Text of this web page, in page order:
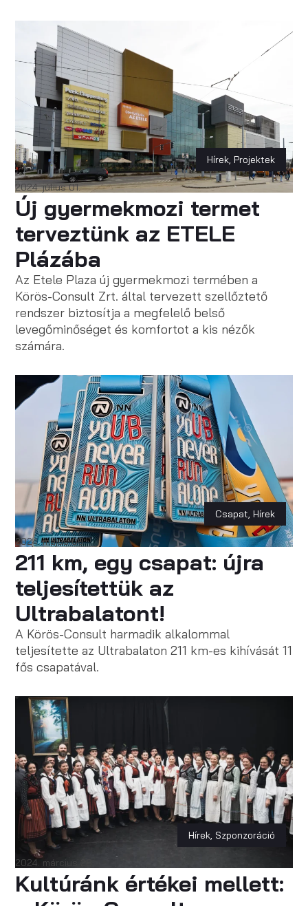
Hírek, Projektek
2024. július 01.
Új gyermekmozi termet
terveztünk az ETELE
Plázába
Az Etele Plaza új gyermekmozi termében a
Körös-Consult Zrt. által tervezett szellőztető
rendszer biztosítja a megfelelő belső
levegőminőséget és komfortot a kis nézők
számára.
Csapat, Hírek
2024. május 06.
211 km, egy csapat: újra
teljesítettük az
Ultrabalatont!
A Körös-Consult harmadik alkalommal
teljesítette az Ultrabalaton 211 km-es kihívását 11
fős csapatával.
Hírek, Szponzoráció
2024. március 28.
Kultúránk értékei mellett: